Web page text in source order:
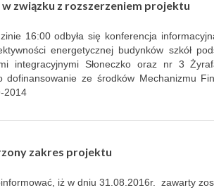
związku z rozszerzeniem projektu
16:00 odbyła się konferencja
energetycznej budynków szkół
integracyjnymi Słoneczko oraz nr 3
dofinansowanie ze środków Mechanizmu
2014
zakres projektu
iż w dniu 31.08.2016r. zawarty